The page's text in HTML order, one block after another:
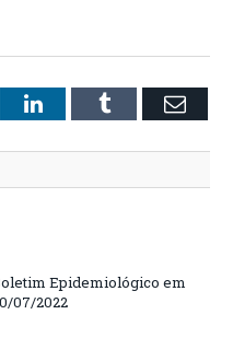
LinkedInTumblr Email
Epidemiológico em
07/2022